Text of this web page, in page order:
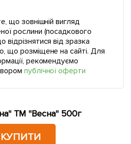
що зовнішній вигляд
рослини (посадкового
від зразка
що розміщене на сайті. Для
рекомендуємо
публічної оферти
ТМ "Весна" 500г
КУПИТИ